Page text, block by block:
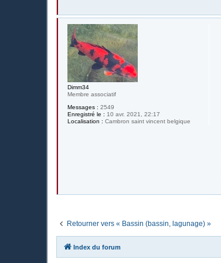
Dimm34
Membre associatif
Messages : 2549
Enregistré le : 10 avr. 2021, 22:17
Localisation : Cambron saint vincent belgique
Retourner vers « Bassin (bassin, lagunage) »
Index du forum